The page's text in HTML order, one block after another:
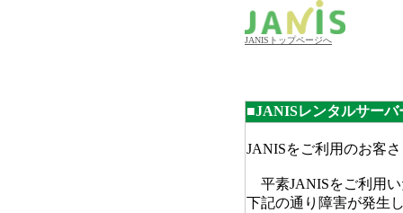
JANISトップページへ
■JANISレンタルサーバ
JANISをご利用のお客さ
平素JANISをご利用い
下記の通り障害が発生